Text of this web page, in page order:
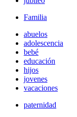
Familia
abuelos
adolescencia
bebé
educación
hijos
jovenes
vacaciones
paternidad